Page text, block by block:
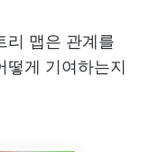
리 맵은 관계를
떻게 기여하는지